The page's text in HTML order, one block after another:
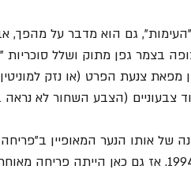
גם הוא מדבר על מהפך,
בצמר גפן מתוק ושלל סוכריות
צנעת הפרט (או נזק
צבעוניים (הצבע השחור לא
של אותו הנער המאופיין
שהתרחש אי שם ב-1994. אז גם כאן הייתה